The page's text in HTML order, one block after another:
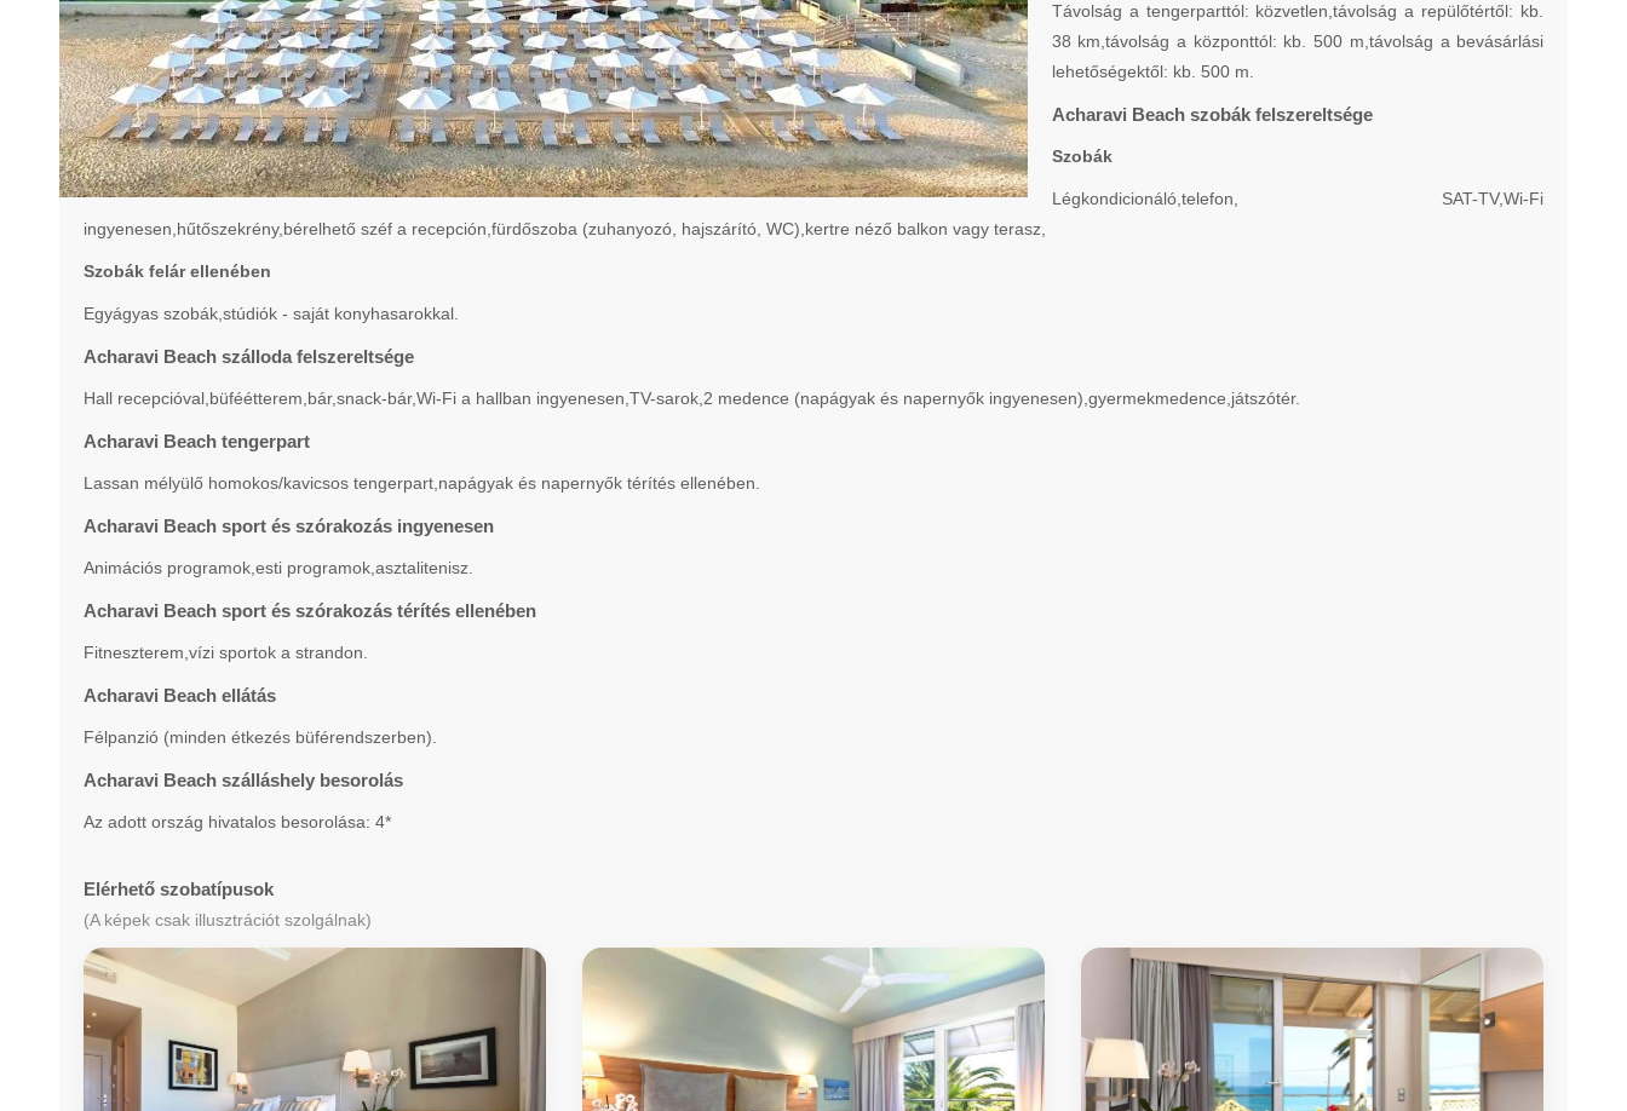
Távolság a tengerparttól: közvetlen,távolság a repülőtértől: kb.
38 km,távolság a központtól: kb. 500 m,távolság a bevásárlási
lehetőségektől: kb. 500 m.
Acharavi Beach szobák felszereltsége
Szobák
Légkondicionáló,telefon, SAT-TV,Wi-Fi
ingyenesen,hűtőszekrény,bérelhető széf a recepción,fürdőszoba (zuhanyozó, hajszárító, WC),kertre néző balkon vagy terasz,
Szobák felár ellenében
Egyágyas szobák,stúdiók - saját konyhasarokkal.
Acharavi Beach szálloda felszereltsége
Hall recepcióval,büféétterem,bár,snack-bár,Wi-Fi a hallban ingyenesen,TV-sarok,2 medence (napágyak és napernyők ingyenesen),gyermekmedence,játszótér.
Acharavi Beach tengerpart
Lassan mélyülő homokos/kavicsos tengerpart,napágyak és napernyők térítés ellenében.
Acharavi Beach sport és szórakozás ingyenesen
Animációs programok,esti programok,asztalitenisz.
Acharavi Beach sport és szórakozás térítés ellenében
Fitneszterem,vízi sportok a strandon.
Acharavi Beach ellátás
Félpanzió (minden étkezés büférendszerben).
Acharavi Beach szálláshely besorolás
Az adott ország hivatalos besorolása: 4*
Elérhető szobatípusok
(A képek csak illusztrációt szolgálnak)